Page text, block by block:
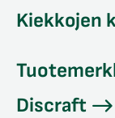
Kiekkojen
Discraft